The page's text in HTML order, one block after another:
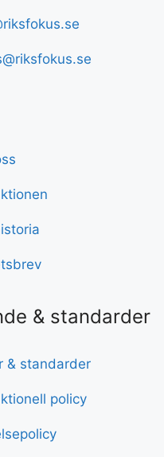
& standarder
& standarder
policy